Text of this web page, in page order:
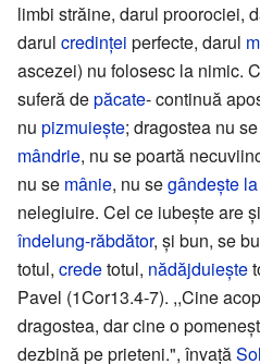
limbi străine, darul proorociei,
darul credinței perfecte, darul
ascezei) nu folosesc la nimic.
suferă depăcate- continuă
nu pizmuiește; dragostea nu
mândrie, nu se poartă
nu se mânie, nu segândește
nelegiuire. Cel ce iubește are
îndelung-răbdător, și bun, se
totul, credetotul, nădăjduiește
Pavel (1Cor13.4-7). ,,Cine
dragostea, dar cine o
dezbină pe prieteni.", învață